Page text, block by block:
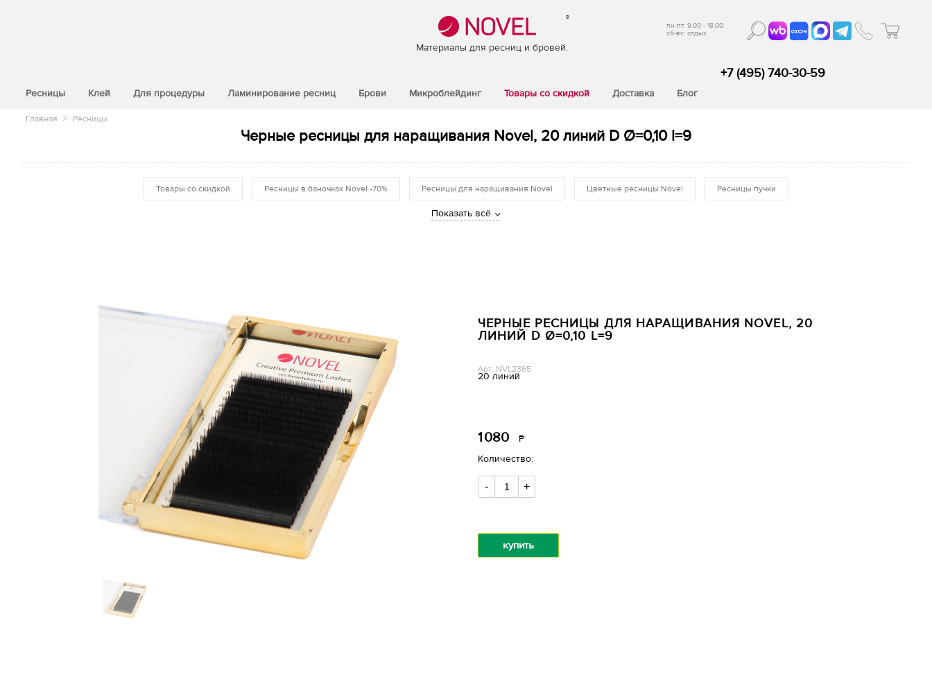
®
Материалы для ресниц и бровей.
пн-пт: 9.00 - 18.00
сб-вс: отдых
Ресницы Клей Для процедуры Ламинирование ресниц Брови Микроблейдинг Товары со скидкой Доставка Блог
+7 (495) 740-30-59
Главная > Ресницы
Черные ресницы для наращивания Novel, 20 линий D Ø=0,10 l=9
Товары со скидкой Ресницы в баночках Novel -70% Ресницы для наращивания Novel Цветные ресницы Novel Ресницы пучки
Показать всё
ЧЕРНЫЕ РЕСНИЦЫ ДЛЯ НАРАЩИВАНИЯ NOVEL, 20
ЛИНИЙ D Ø=0,10 L=9
Арт: NVL2365
20 линий
1080 Р
Количество:
- +
купить